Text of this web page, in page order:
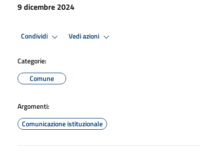
9 dicembre 2024
Condividi Vedi azioni
Categorie:
Comune
Argomenti:
Comunicazione istituzionale